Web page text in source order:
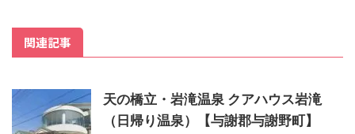
関連記事
天の橋立・岩滝温泉 クアハウス岩滝
（日帰り温泉）【与謝郡与謝野町】